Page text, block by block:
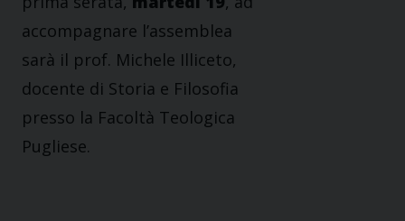
accompagnare l’assemblea
sarà il prof. Michele Illiceto,
docente di Storia e Filosofia
presso la Facoltà Teologica
Pugliese.